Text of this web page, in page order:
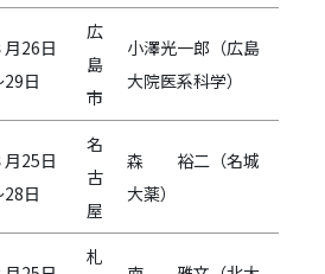
月26日
29日
広
島
市
小澤光一郎（広島
大院医系科学）
月25日
28日
名
古
屋
森 裕二（名城
大薬）
札